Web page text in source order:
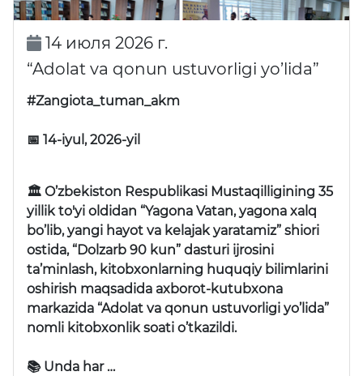
14 июля 2026 г.
“Adolat va qonun ustuvorligi yo’lida”
#Zangiota_tuman_akm
📅 14-iyul, 2026-yil
🏛 O’zbekiston Respublikasi Mustaqilligining 35
yillik to'yi oldidan “Yagona Vatan, yagona xalq
bo’lib, yangi hayot va kelajak yaratamiz” shiori
ostida, “Dolzarb 90 kun” dasturi ijrosini
ta’minlash, kitobxonlarning huquqiy bilimlarini
oshirish maqsadida axborot-kutubxona
markazida “Adolat va qonun ustuvorligi yo’lida”
nomli kitobxonlik soati o’tkazildi.
📚 Unda har …